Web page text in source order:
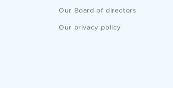
Our Board of directors
Our privacy policy